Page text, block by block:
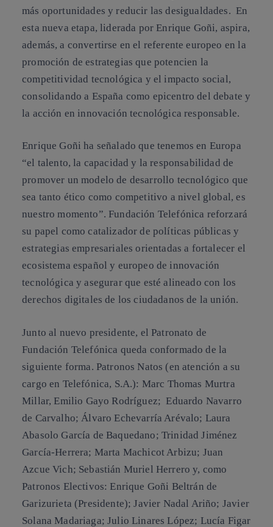
más oportunidades y reducir las desigualdades. En
esta nueva etapa, liderada por Enrique Goñi, aspira,
además, a convertirse en el referente europeo en la
promoción de estrategias que potencien la
competitividad tecnológica y el impacto social,
consolidando a España como epicentro del debate y
la acción en innovación tecnológica responsable.
Enrique Goñi ha señalado que tenemos en Europa
“el talento, la capacidad y la responsabilidad de
promover un modelo de desarrollo tecnológico que
sea tanto ético como competitivo a nivel global, es
nuestro momento”. Fundación Telefónica reforzará
su papel como catalizador de políticas públicas y
estrategias empresariales orientadas a fortalecer el
ecosistema español y europeo de innovación
tecnológica y asegurar que esté alineado con los
derechos digitales de los ciudadanos de la unión.
Junto al nuevo presidente, el Patronato de
Fundación Telefónica queda conformado de la
siguiente forma. Patronos Natos (en atención a su
cargo en Telefónica, S.A.): Marc Thomas Murtra
Millar, Emilio Gayo Rodríguez; Eduardo Navarro
de Carvalho; Álvaro Echevarría Arévalo; Laura
Abasolo García de Baquedano; Trinidad Jiménez
García-Herrera; Marta Machicot Arbizu; Juan
Azcue Vich; Sebastián Muriel Herrero y, como
Patronos Electivos: Enrique Goñi Beltrán de
Garizurieta (Presidente); Javier Nadal Ariño; Javier
Solana Madariaga; Julio Linares López; Lucía Figar